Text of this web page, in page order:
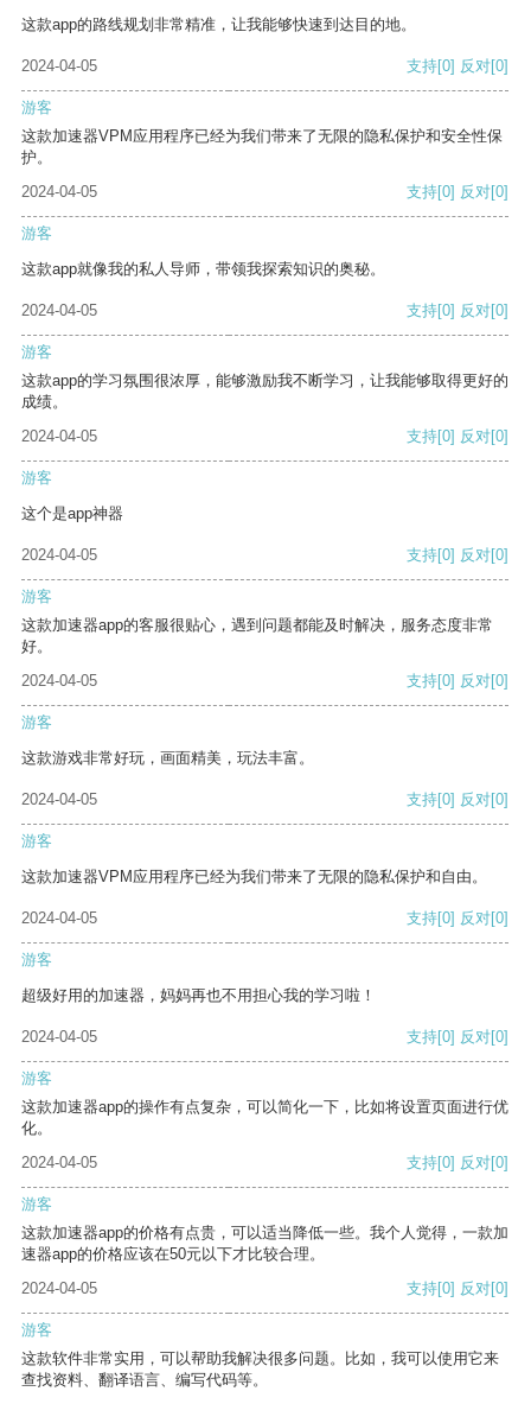
这款app的路线规划非常精准，让我能够快速到达目的地。
2024-04-05 支持[0] 反对[0]
游客
这款加速器VPM应用程序已经为我们带来了无限的隐私保护和安全性保
护。
2024-04-05
支持[0] 反对[0]
游客
这款app就像我的私人导师，带领我探索知识的奥秘。
2024-04-05 支持[0] 反对[0]
游客
这款app的学习氛围很浓厚，能够激励我不断学习，让我能够取得更好的
成绩。
2024-04-05
支持[0] 反对[0]
游客
这个是app神器
2024-04-05 支持[0] 反对[0]
游客
这款加速器app的客服很贴心，遇到问题都能及时解决，服务态度非常
好。
2024-04-05
支持[0] 反对[0]
游客
这款游戏非常好玩，画面精美，玩法丰富。
2024-04-05 支持[0] 反对[0]
游客
这款加速器VPM应用程序已经为我们带来了无限的隐私保护和自由。
2024-04-05 支持[0] 反对[0]
游客
超级好用的加速器，妈妈再也不用担心我的学习啦！
2024-04-05 支持[0] 反对[0]
游客
这款加速器app的操作有点复杂，可以简化一下，比如将设置页面进行优
化。
2024-04-05
支持[0] 反对[0]
游客
这款加速器app的价格有点贵，可以适当降低一些。我个人觉得，一款加
速器app的价格应该在50元以下才比较合理。
2024-04-05
支持[0] 反对[0]
游客
这款软件非常实用，可以帮助我解决很多问题。比如，我可以使用它来
查找资料、翻译语言、编写代码等。